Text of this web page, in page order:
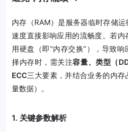
内存（RAM）是服务器临时存储
速度直接影响应用的流畅度。若
用硬盘（即“内存交换”），导致
择内存时，需关注容量、类型（
ECC三大要素，并结合业务的内
量数据）。
1. 关键参数解析